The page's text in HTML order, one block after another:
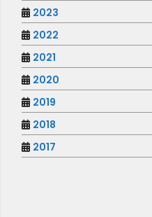
2023
2022
2021
2020
2019
2018
2017